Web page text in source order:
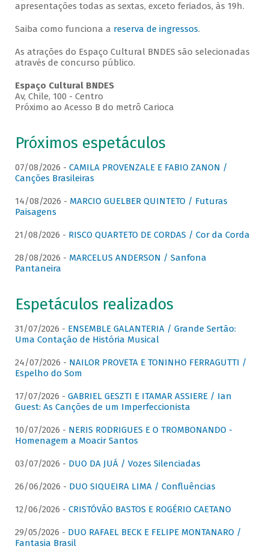
apresentações todas as sextas, exceto feriados, às 19h.
Saiba como funciona a reserva de ingressos.
As atrações do Espaço Cultural BNDES são selecionadas
através de concurso público.
Espaço Cultural BNDES
Av, Chile, 100 - Centro
Próximo ao Acesso B do metrô Carioca
Próximos espetáculos
07/08/2026 - CAMILA PROVENZALE E FABIO ZANON /
Canções Brasileiras
14/08/2026 - MARCIO GUELBER QUINTETO / Futuras
Paisagens
21/08/2026 - RISCO QUARTETO DE CORDAS / Cor da Corda
28/08/2026 - MARCELUS ANDERSON / Sanfona
Pantaneira
Espetáculos realizados
31/07/2026 - ENSEMBLE GALANTERIA / Grande Sertão:
Uma Contação de História Musical
24/07/2026 - NAILOR PROVETA E TONINHO FERRAGUTTI /
Espelho do Som
17/07/2026 - GABRIEL GESZTI E ITAMAR ASSIERE / Ian
Guest: As Canções de um Imperfeccionista
10/07/2026 - NERIS RODRIGUES E O TROMBONANDO -
Homenagem a Moacir Santos
03/07/2026 - DUO DA JUÁ / Vozes Silenciadas
26/06/2026 - DUO SIQUEIRA LIMA / Confluências
12/06/2026 - CRISTÓVÃO BASTOS E ROGÉRIO CAETANO
29/05/2026 - DUO RAFAEL BECK E FELIPE MONTANARO /
Fantasia Brasil